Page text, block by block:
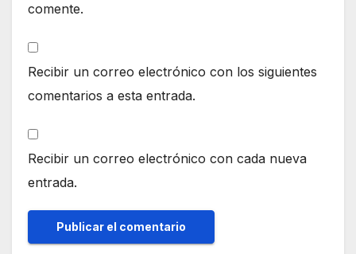
comente.
Recibir un correo electrónico con los siguientes
comentarios a esta entrada.
Recibir un correo electrónico con cada nueva
entrada.